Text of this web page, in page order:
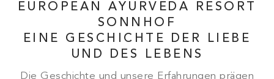
EUROPEAN AYURVEDA RESORT
SONNHOF
EINE GESCHICHTE DER LIEBE
UND DES LEBENS
Die Geschichte und unsere Erfahrungen prägen